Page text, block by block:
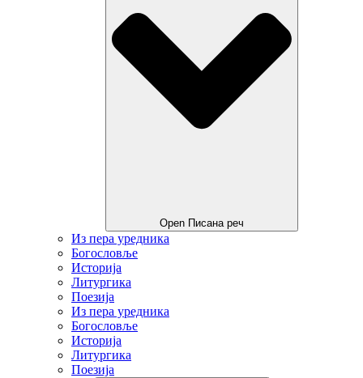
Open Писана реч
Из пера уредника
Богословље
Историја
Литургика
Поезија
Из пера уредника
Богословље
Историја
Литургика
Поезија